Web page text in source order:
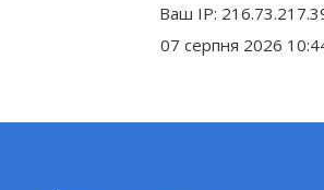
Ваш IP:
07 серпня 2026